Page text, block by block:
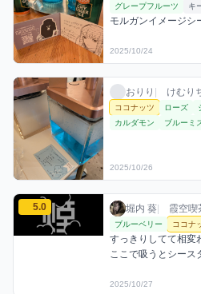
グレープフルーツ
キ
モルガンイメージシ
2025/10/24
おりりのココナッツミックスを見
おりり / お店シ
おりり | けむり
利用フレーバー
ココナッツ ローズ
カルダモン
ブルーミ
2025/10/26
堀内 葵のココナッツミックスを
5.0 堀内 葵 / お店
堀内 葵| 霞空喫
利用フレーバー
ブルーベリー ココナ
コメント
すっきりしてて相変
ここで吸うとシース
評価
2025/10/27